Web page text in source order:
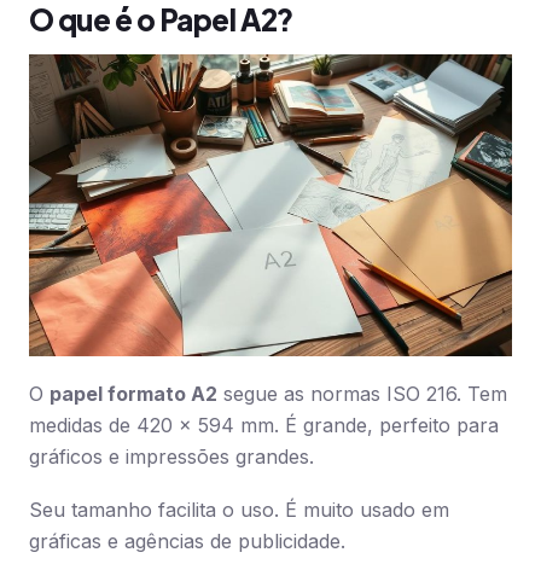
O que é o Papel A2?
O papel formato A2 segue as normas ISO 216. Tem
medidas de 420 x 594 mm. É grande, perfeito para
gráficos e impressões grandes.
Seu tamanho facilita o uso. É muito usado em
gráficas e agências de publicidade.